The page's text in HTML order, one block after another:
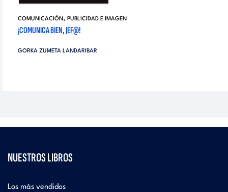
COMUNICACIÓN, PUBLICIDAD E IMAGEN
¡COMUNICA BIEN, JEF@!
GORKA ZUMETA LANDARIBAR
NUESTROS LIBROS
Los más vendidos